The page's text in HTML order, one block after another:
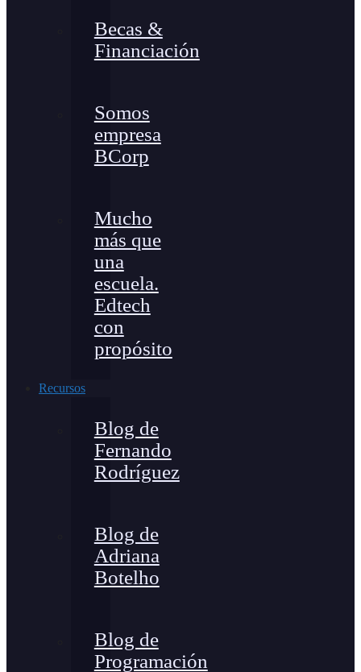
Becas &
Financiación
Somos
empresa
BCorp
Mucho
más que
una
escuela.
Edtech
con
propósito
Recursos
Blog de
Fernando
Rodríguez
Blog de
Adriana
Botelho
Blog de
Programación